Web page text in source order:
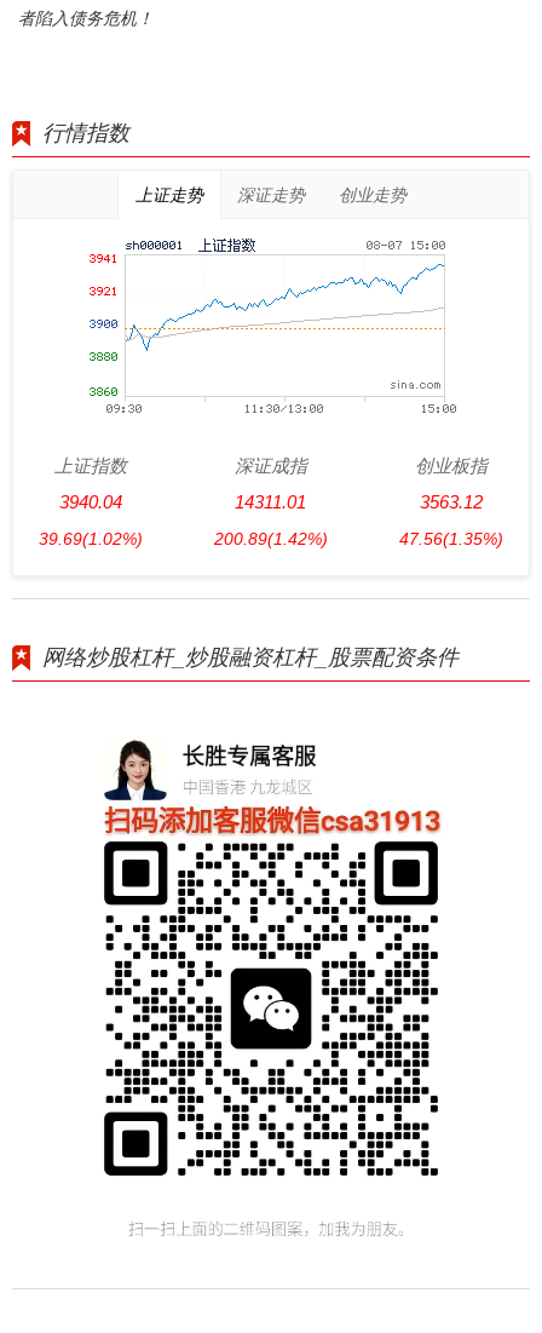
者陷入债务危机！
行情指数
上证走势 深证走势 创业走势
上证指数
3940.04
39.69(1.02%)
深证成指
14311.01
200.89(1.42%)
创业板指
3563.12
47.56(1.35%)
网络炒股杠杆_炒股融资杠杆_股票配资条件